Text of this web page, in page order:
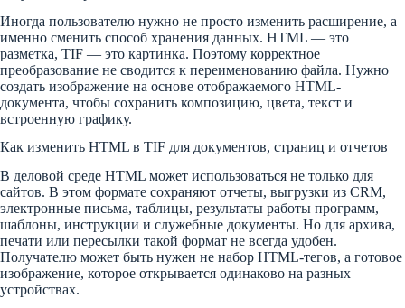
Иногда пользователю нужно не просто изменить расширение, а
именно сменить способ хранения данных. HTML — это
разметка, TIF — это картинка. Поэтому корректное
преобразование не сводится к переименованию файла. Нужно
создать изображение на основе отображаемого HTML-
документа, чтобы сохранить композицию, цвета, текст и
встроенную графику.
Как изменить HTML в TIF для документов, страниц и отчетов
В деловой среде HTML может использоваться не только для
сайтов. В этом формате сохраняют отчеты, выгрузки из CRM,
электронные письма, таблицы, результаты работы программ,
шаблоны, инструкции и служебные документы. Но для архива,
печати или пересылки такой формат не всегда удобен.
Получателю может быть нужен не набор HTML-тегов, а готовое
изображение, которое открывается одинаково на разных
устройствах.